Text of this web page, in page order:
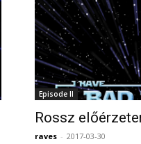
Episode II
Rossz
raves - 2017-03-30